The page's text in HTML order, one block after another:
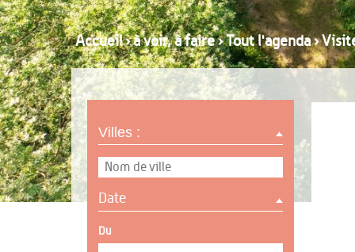
Accueil›à voir, à faire›Tout l'agenda›
Villes :
Date
Du